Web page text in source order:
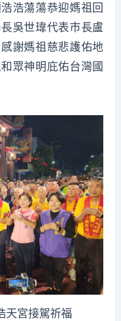
浩蕩蕩恭迎媽祖回
吳世瑋代表市長盧
謝媽祖慈悲護佑地
眾神明庇佑台灣國
天宮接駕祈福